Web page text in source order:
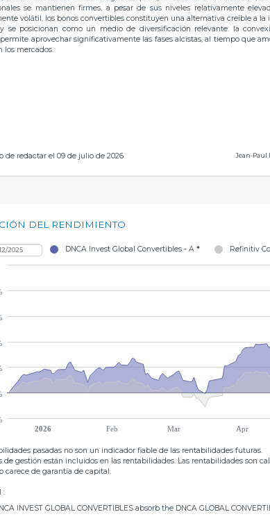
se mantienen firmes, a pesar de sus niveles relativamente
volátil, los bonos convertibles constituyen una alternativa creíble a la
se posicionan como un medio de diversificación relevante: la
aprovechar significativamente las fases alcistas, al tiempo que
los mercados.
de redactar el 09 de julio de 2026 Jean-Paul
DEL RENDIMIENTO
DNCA Invest Global Convertibles - A * Refinitiv
2026 Feb Mar Apr
pasadas no son un indicador fiable de las rentabilidades futuras.
de gestión están incluidos en las rentabilidades. Las rentabilidades son
carece de garantía de capital.
:
INVEST GLOBAL CONVERTIBLES absorb the DNCA GLOBAL